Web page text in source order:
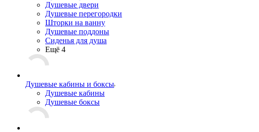
Душевые двери
Душевые перегородки
Шторки на ванну
Душевые поддоны
Сиденья для душа
Ещё 4
Душевые кабины и боксы
Душевые кабины
Душевые боксы